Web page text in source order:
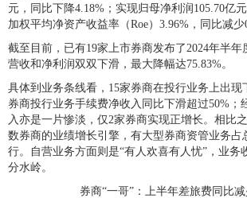
元，同比下降4.18%；实现归母净利润105.70亿
加权平均净资产收益率（Roe）3.96%，同比减少
截至目前，已有19家上市券商发布了2024年半
营收和净利润双双下滑，最大降幅达75.83%。
具体到业务条线看，15家券商在投行业务上出现
券商投行业务手续费净收入同比下滑超过50%；
入亦是一片惨淡，仅2家券商实现正增长。相比
数券商的业绩增长引擎，有大型券商资管业务占
行。自营业务方面则是“有人欢喜有人忧”，业务
分水岭。
券商“一哥”：上半年差旅费同比